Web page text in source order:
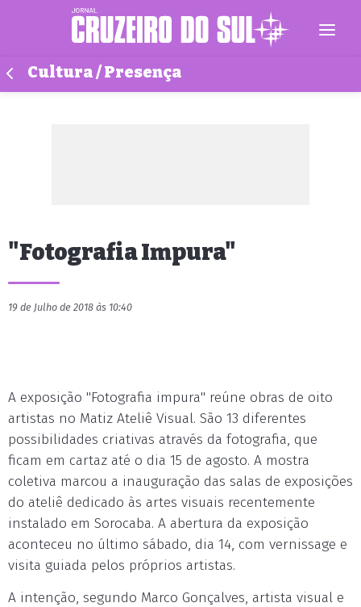
Cultura / Presença
"Fotografia Impura"
19 de Julho de 2018 às 10:40
A exposição "Fotografia impura" reúne obras de oito
artistas no Matiz Ateliê Visual. São 13 diferentes
possibilidades criativas através da fotografia, que
ficam em cartaz até o dia 15 de agosto. A mostra
coletiva marcou a inauguração das salas de exposições
do ateliê dedicado às artes visuais recentemente
instalado em Sorocaba. A abertura da exposição
aconteceu no último sábado, dia 14, com vernissage e
visita guiada pelos próprios artistas.
A intenção, segundo Marco Gonçalves, artista visual e